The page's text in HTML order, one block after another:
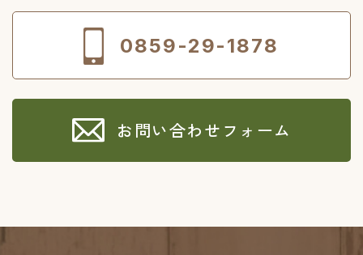
0859-29-1878
お問い合わせフォーム